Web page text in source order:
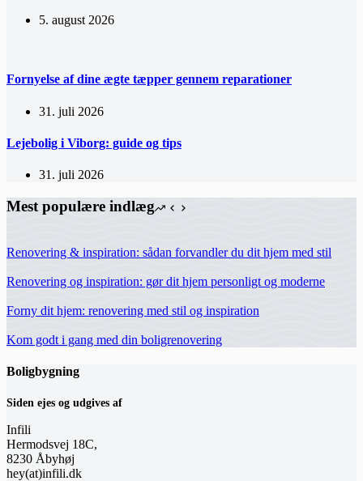
5. august 2026
Fornyelse af dine ægte tæpper gennem reparationer
31. juli 2026
Lejebolig i Viborg: guide og tips
31. juli 2026
Mest populære indlæg
Renovering & inspiration: sådan forvandler du dit hjem med stil
Renovering og inspiration: gør dit hjem personligt og moderne
Forny dit hjem: renovering med stil og inspiration
Kom godt i gang med din boligrenovering
Boligbygning
Siden ejes og udgives af
Infili
Hermodsvej 18C,
8230 Åbyhøj
hey(at)infili.dk